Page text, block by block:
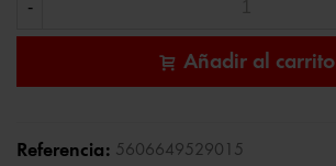
-
Añadir al carrito
Referencia: 5606649529015